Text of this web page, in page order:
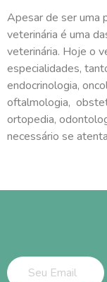
Apesar de ser uma
veterinária é uma
veterinária. Hoje o
especialidades,
endocrinologia,
oftalmologia,
ortopedia,
necessário se